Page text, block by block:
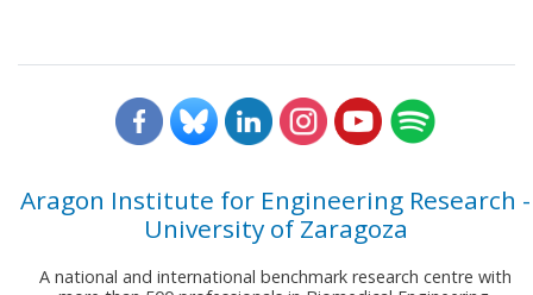
Aragon Institute for Engineering Research -
University of Zaragoza
A national and international benchmark research centre with